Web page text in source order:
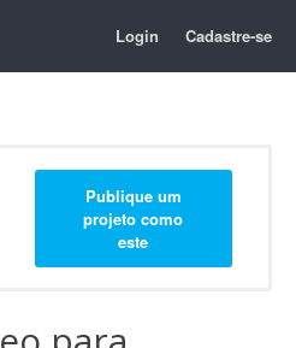
Login Cadastre-se
Publique um
projeto como
este